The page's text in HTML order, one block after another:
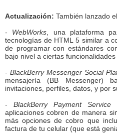
Actualización: También lanzado
- WebWorks , una plataforma
tecnologías de HTML 5 similar a
de programar con estándares
bajo nivel a ciertas
- BlackBerry Messenger Social
mensajería (BB Messenger)
invitaciones, perfiles, datos, y por
- BlackBerry Payment Service
aplicaciones cobren de manera
más opciones de cobro que
factura de tu celular (que está